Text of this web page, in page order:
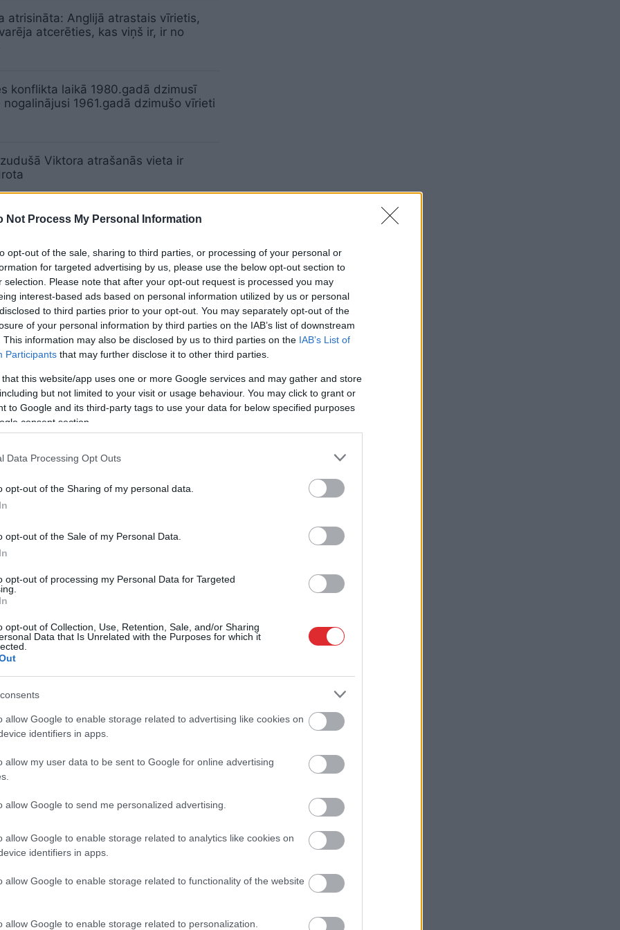
Not Process My Personal Information
opt-out of the sale, sharing to third parties, or processing of your personal or
for targeted advertising by us, please use the below opt-out section to
selection. Please note that after your opt-out request is processed you may
interest-based ads based on personal information utilized by us or personal
to third parties prior to your opt-out. You may separately opt-out of the
of your personal information by third parties on the IAB’s list of downstream
This information may also be disclosed by us to third parties on the IAB’s List of
Participants that may further disclose it to other third parties.
that this website/app uses one or more Google services and may gather and store
but not limited to your visit or usage behaviour. You may click to grant or
to Google and its third-party tags to use your data for below specified purposes
consent section.
Data Processing Opt Outs
opt-out of the Sharing of my personal data.
opt-out of the Sale of my Personal Data.
opt-out of processing my Personal Data for Targeted
opt-out of Collection, Use, Retention, Sale, and/or Sharing
Data that Is Unrelated with the Purposes for which it
allow Google to enable storage related to advertising like cookies on
identifiers in apps.
allow my user data to be sent to Google for online advertising
allow Google to send me personalized advertising.
allow Google to enable storage related to analytics like cookies on
identifiers in apps.
allow Google to enable storage related to functionality of the website
allow Google to enable storage related to personalization.
atrisināta: Anglijā atrastais vīrietis,
atcerēties, kas viņš ir, ir no
konflikta laikā 1980.gadā dzimusī
nogalinājusi 1961.gadā dzimušo vīrieti
Viktora atrašanās vieta ir
par vīrieša un sievietes lomu
par ko domā vīrieši, kad satikuši savu
kļūs par brunču medniekiem
ko var pateikt par vīrieti, aplūkojot viņa
vīrietis ālējas: ar cirvi izsit logus
acu krāsa: ko tā atklāj par viņa
ko viņš dara, lai jūs iepriecinātu, bet
nepamanāt